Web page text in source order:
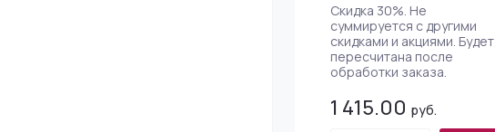
Скидка 30%. Не
суммируется с другими
скидками и акциями. Будет
пересчитана после
обработки заказа.
1 415.00 руб.